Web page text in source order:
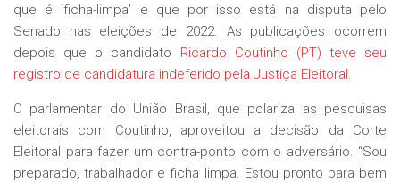
que é ‘ficha-limpa’ e que por isso está na disputa pelo
Senado nas eleições de 2022. As publicações ocorrem
depois que o candidato Ricardo Coutinho (PT) teve seu
registro de candidatura indeferido pela Justiça Eleitoral.
O parlamentar do União Brasil, que polariza as pesquisas
eleitorais com Coutinho, aproveitou a decisão da Corte
Eleitoral para fazer um contra-ponto com o adversário. “Sou
preparado, trabalhador e ficha limpa. Estou pronto para bem